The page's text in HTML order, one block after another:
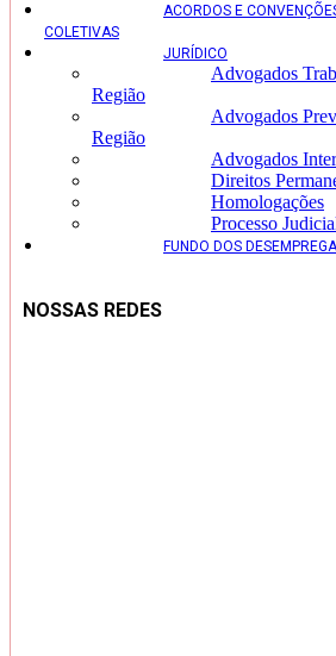
ACORDOS E
COLETIVAS
JURÍDICO
Advogados
Região
Advogados
Região
Advogados
Direitos
Homologações
Processo
FUNDO DOS
NOSSAS REDES